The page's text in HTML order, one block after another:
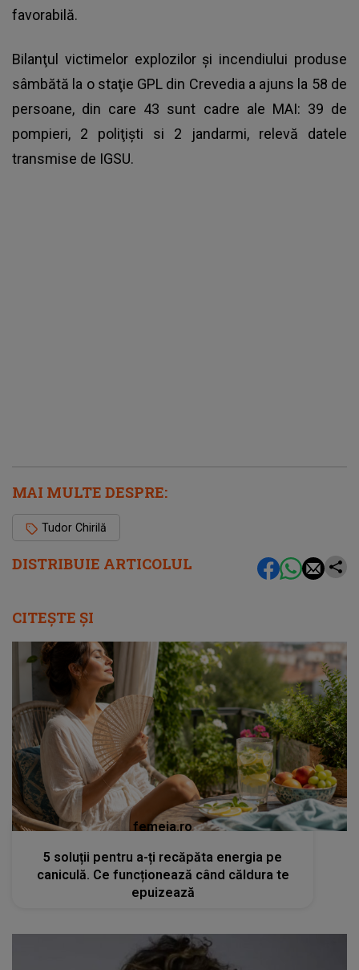
DISTRIBUIE ARTICOLUL
favorabilă.
Bilanţul victimelor explozilor şi incendiului produse
sâmbătă la o staţie GPL din Crevedia a ajuns la 58 de
persoane, din care 43 sunt cadre ale MAI: 39 de
pompieri, 2 poliţişti si 2 jandarmi, relevă datele
transmise de IGSU.
MAI MULTE DESPRE:
Tudor Chirilă
CITEȘTE ȘI
femeia.ro
5 soluții pentru a-ți recăpăta energia pe
caniculă. Ce funcționează când căldura te
epuizează